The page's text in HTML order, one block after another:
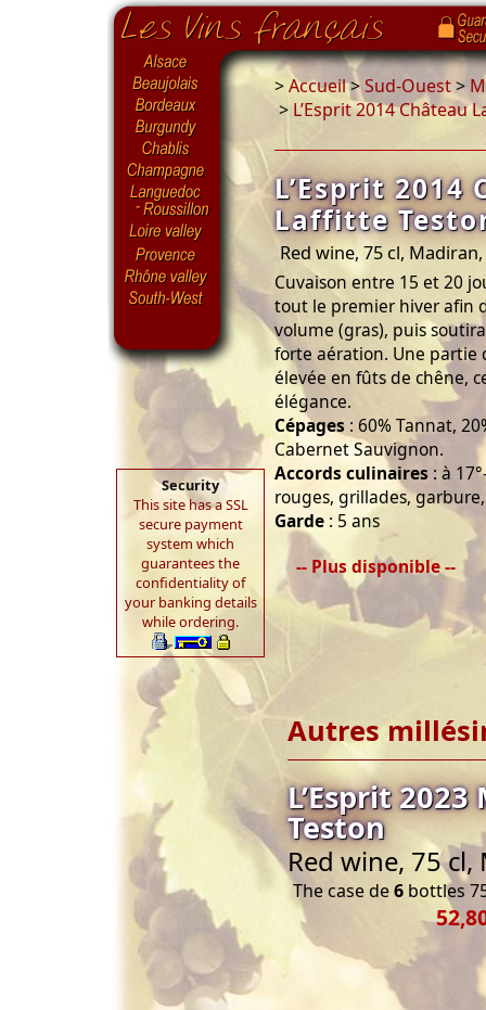
Security
This site has a SSL
secure payment
system which
guarantees the
confidentiality of
your banking details
while ordering.
>Accueil>Sud-Ouest>
> L’Esprit 2014 Château
L’Esprit 2014
Laffitte
Red wine, 75 cl, Madiran,
Cuvaison entre 15 et 20
tout le premier hiver afin
volume (gras), puis
forte aération. Une partie
élevée en fûts de chêne,
élégance.
Cépages : 60% Tannat,
Cabernet Sauvignon.
Accords culinaires : à
rouges, grillades,
Garde : 5 ans
-- Plus disponible --
Autres
L’Esprit
Teston
Red wine, 75
The case de6 bottles